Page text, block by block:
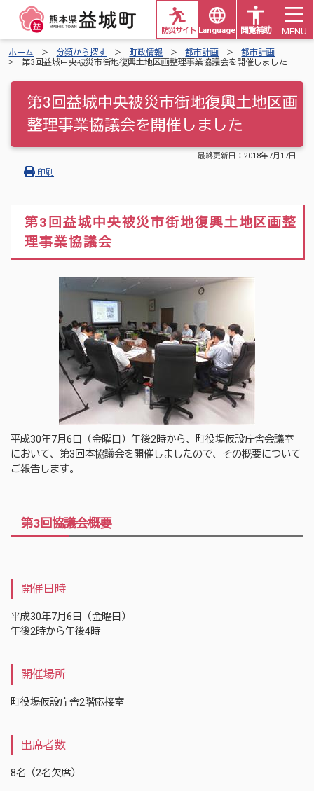
Languages 閲覧補助
防災サイト MENU
ホーム 分類から探す 町政情報 都市計画
都市計画
第3回益城中央被災市街地復興土地区画整理事業協議会を開催しました
第3回益城中央被災市街地復興土地区画
整理事業協議会を開催しました
最終更新日： 2018年7月17日
印刷
第3回益城中央被災市街地復興土地区画整
理事業協議会
平成30年7月6日（金曜日）午後2時から、町役場仮設庁舎会議室
において、第3回本協議会を開催しましたので、その概要について
ご報告します。
第3回協議会概要
開催日時
平成30年7月6日（金曜日）
午後2時から午後4時
開催場所
町役場仮設庁舎2階応接室
出席者数
8名（2名欠席）